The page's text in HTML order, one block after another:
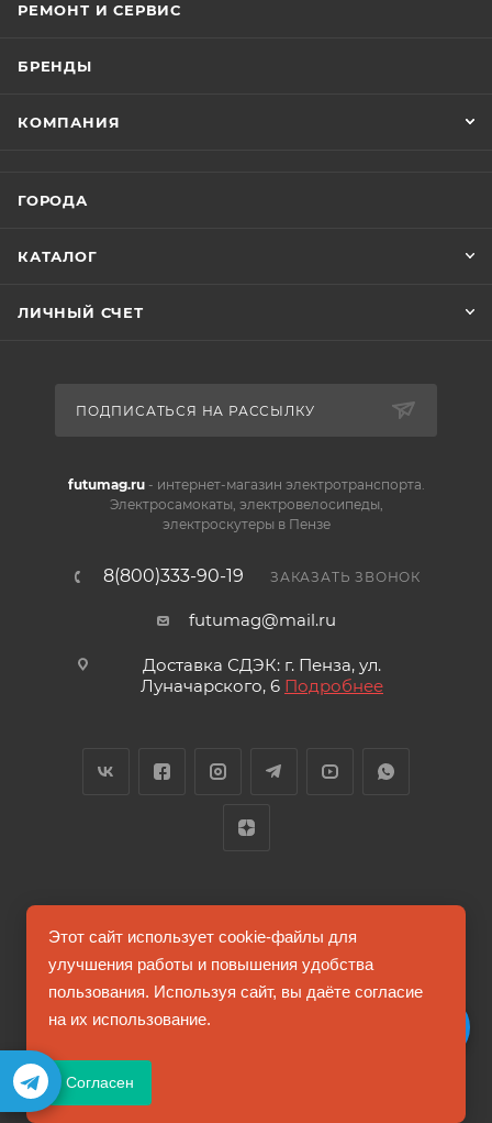
РЕМОНТ И СЕРВИС
БРЕНДЫ
КОМПАНИЯ
ГОРОДА
КАТАЛОГ
ЛИЧНЫЙ СЧЕТ
ПОДПИСАТЬСЯ НА РАССЫЛКУ
futumag.ru- интернет-магазин электротранспорта.
Электросамокаты, электровелосипеды,
электроскутеры в Пензе
8(800)333-90-19 ЗАКАЗАТЬ ЗВОНОК
futumag@mail.ru
Доставка СДЭК: г. Пенза, ул.
Луначарского, 6 Подробнее
2026 © FUTUMAG.RU
Информация на сайте не является публичной офертой
Этот сайт использует cookie-файлы для
улучшения работы и повышения удобства
пользования. Используя сайт, вы даёте согласие
на их использование.
Согласен